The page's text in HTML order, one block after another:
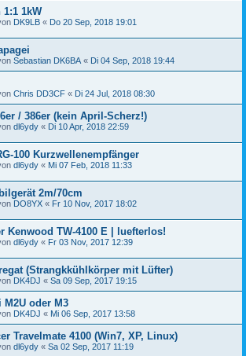
1kW
DK9LB « Do 20 Sep, 2018 19:01
Sebastian DK6BA « Di 04 Sep, 2018 19:44
Chris DD3CF « Di 24 Jul, 2018 08:30
/ 386er (kein April-Scherz!)
dl6ydy « Di 10 Apr, 2018 22:59
100 Kurzwellenempfänger
dl6ydy « Mi 07 Feb, 2018 11:33
2m/70cm
DO8YX « Fr 10 Nov, 2017 18:02
Kenwood TW-4100 E | luefterlos!
dl6ydy « Fr 03 Nov, 2017 12:39
(Strangkkühlkörper mit Lüfter)
DK4DJ « Sa 09 Sep, 2017 19:15
M2U oder M3
DK4DJ « Mi 06 Sep, 2017 13:58
Travelmate 4100 (Win7, XP, Linux)
dl6ydy « Sa 02 Sep, 2017 11:19